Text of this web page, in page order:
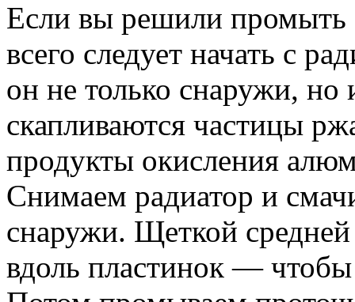
Если вы решили промыть
всего следует начать с
он не только снаружи,
скапливаются частицы
продукты окисления
Снимаем радиатор и
снаружи. Щеткой
вдоль пластинок — чтобы